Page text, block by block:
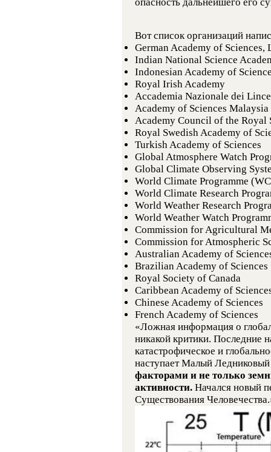
Вот список организаций
German Academy of Sciences,
Indian National Science
Indonesian Academy of
Royal Irish Academy
Accademia Nazionale dei
Academy of Sciences Malaysia
Academy Council of the Royal
Royal Swedish Academy of
Turkish Academy of Sciences
Global Atmosphere Watch
Global Climate Observing
World Climate Programme
World Climate Research
World Weather Research
World Weather Watch
Commission for Agricultural
Commission for Atmospheric
Australian Academy of
Brazilian Academy of Sciences
Royal Society of Canada
Caribbean Academy of
Chinese Academy of Sciences
French Academy of Sciences
«Ложная информация о
никакой критики. Последние
катастрофическое и
наступает Малый
факторами и не только
активности. Начался новый
Существования